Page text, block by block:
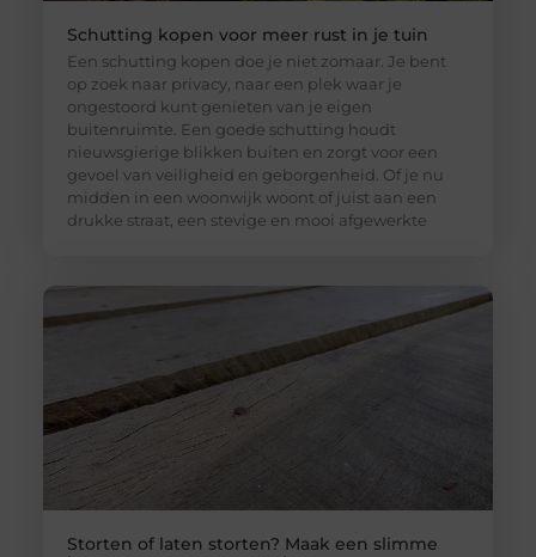
Schutting kopen voor meer rust in je tuin
Een schutting kopen doe je niet zomaar. Je bent
op zoek naar privacy, naar een plek waar je
ongestoord kunt genieten van je eigen
buitenruimte. Een goede schutting houdt
nieuwsgierige blikken buiten en zorgt voor een
gevoel van veiligheid en geborgenheid. Of je nu
midden in een woonwijk woont of juist aan een
drukke straat, een stevige en mooi afgewerkte
Storten of laten storten? Maak een slimme